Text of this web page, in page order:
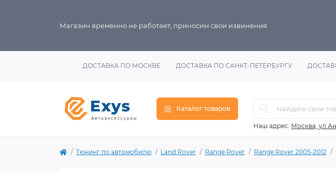
Магазин временно не работает, приносим свои извинения
ДОСТАВКА ПО МОСКВЕ ДОСТАВКА ПО САНКТ-ПЕТЕРБУРГУ
Каталог товаров
Наш адрес: Москва, ул
Тюнинг по автомобилю Land Rover Range Rover Range Rover 2005-2012